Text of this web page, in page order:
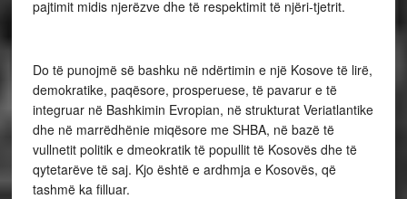
pajtimit midis njerëzve dhe të respektimit të njëri-tjetrit.
Do të punojmë së bashku në ndërtimin e një Kosove të lirë,
demokratike, paqësore, prosperuese, të pavarur e të
integruar në Bashkimin Evropian, në strukturat Veriatlantike
dhe në marrëdhënie miqësore me SHBA, në bazë të
vullnetit politik e dmeokratik të popullit të Kosovës dhe të
qytetarëve të saj. Kjo është e ardhmja e Kosovës, që
tashmë ka filluar.